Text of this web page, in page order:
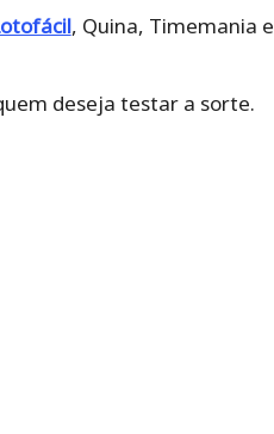
, Quina, Timemania e
deseja testar a sorte.